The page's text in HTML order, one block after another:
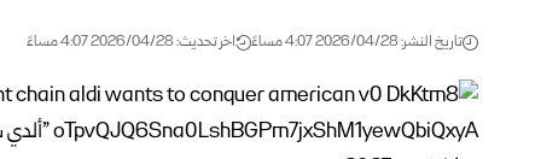
تاريخ النشر: 2026/04/28 4:07 مساءً اخر تحديث: 2026/04/28 4:07 مساءً